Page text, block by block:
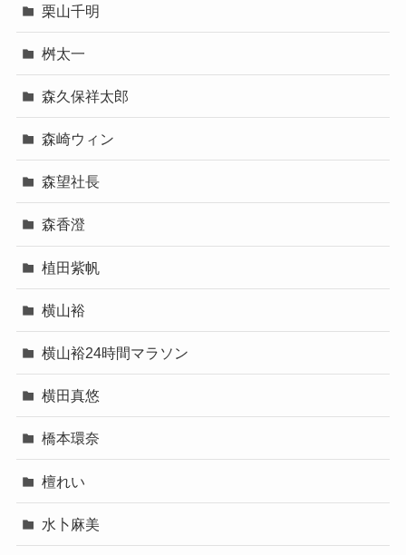
栗山千明
桝太一
森久保祥太郎
森崎ウィン
森望社長
森香澄
植田紫帆
横山裕
横山裕24時間マラソン
横田真悠
橋本環奈
檀れい
水卜麻美